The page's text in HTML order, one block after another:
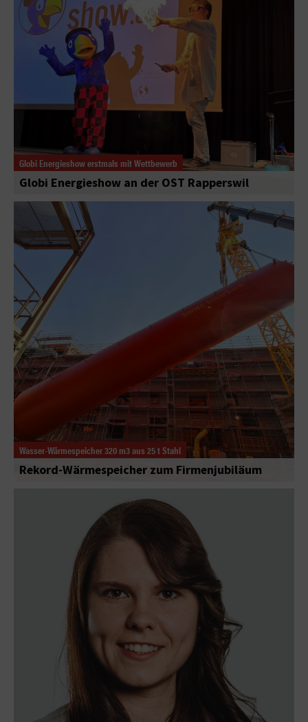
Globi Energieshow erstmals mit Wettbewerb
Globi Energieshow an der OST Rapperswil
Wasser-Wärmespeicher 320 m3 aus 25 t Stahl
Rekord-Wärmespeicher zum Firmenjubiläum